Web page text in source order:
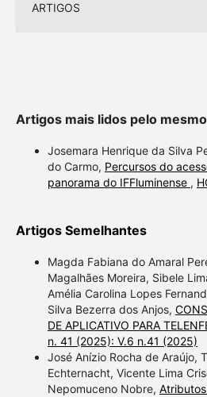
ARTIGOS
Artigos mais lidos pelo
Josemara Henrique da Silva
do Carmo, Percursos do
panorama do IFFluminense ,
Artigos Semelhantes
Magda Fabiana do Amaral
Magalhães Moreira, Sibele
Amélia Carolina Lopes
Silva Bezerra dos Anjos,
DE APLICATIVO PARA
n. 41 (2025): V.6 n.41 (2025)
José Anízio Rocha de Araújo,
Echternacht, Vicente Lima
Nepomuceno Nobre,